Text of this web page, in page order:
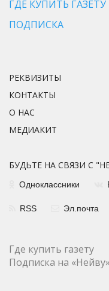
ГДЕ КУПИТЬ ГАЗЕТУ
ПОДПИСКА
РЕКВИЗИТЫ
КОНТАКТЫ
О НАС
МЕДИАКИТ
БУДЬТЕ НА СВЯЗИ С
Одноклассники
RSS Эл.почта
Где купить газету
Подписка на «Нейву»